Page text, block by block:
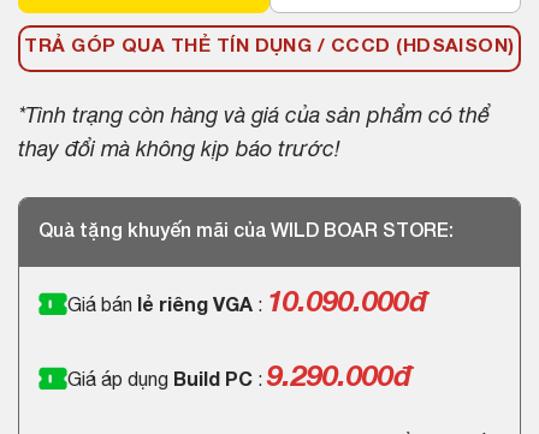
TRẢ GÓP QUA THẺ TÍN DỤNG / CCCD (HDSAISON)
*Tình trạng còn hàng và giá của sản phẩm có thể
thay đổi mà không kịp báo trước!
Quà tặng khuyến mãi của WILD BOAR STORE:
Giá bán lẻ riêng VGA : 10.090.000đ
Giá áp dụng Build PC : 9.290.000đ